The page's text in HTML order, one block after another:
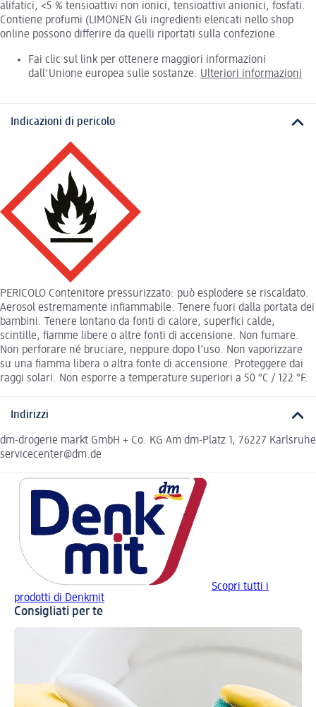
alifatici, <5 % tensioattivi non ionici, tensioattivi anionici, fosfati.
Contiene profumi (LIMONEN Gli ingredienti elencati nello shop
online possono differire da quelli riportati sulla confezione.
Fai clic sul link per ottenere maggiori informazioni
dall'Unione europea sulle sostanze. Ulteriori informazioni
Indicazioni di pericolo
PERICOLO Contenitore pressurizzato: può esplodere se riscaldato.
Aerosol estremamente infiammabile. Tenere fuori dalla portata dei
bambini. Tenere lontano da fonti di calore, superfici calde,
scintille, fiamme libere o altre fonti di accensione. Non fumare.
Non perforare né bruciare, neppure dopo l’uso. Non vaporizzare
su una fiamma libera o altra fonte di accensione. Proteggere dai
raggi solari. Non esporre a temperature superiori a 50 °C / 122 °F.
Indirizzi
dm-drogerie markt GmbH + Co. KG Am dm-Platz 1, 76227 Karlsruhe
servicecenter@dm.de
Scopri tutti i
prodotti di Denkmit
Consigliati per te